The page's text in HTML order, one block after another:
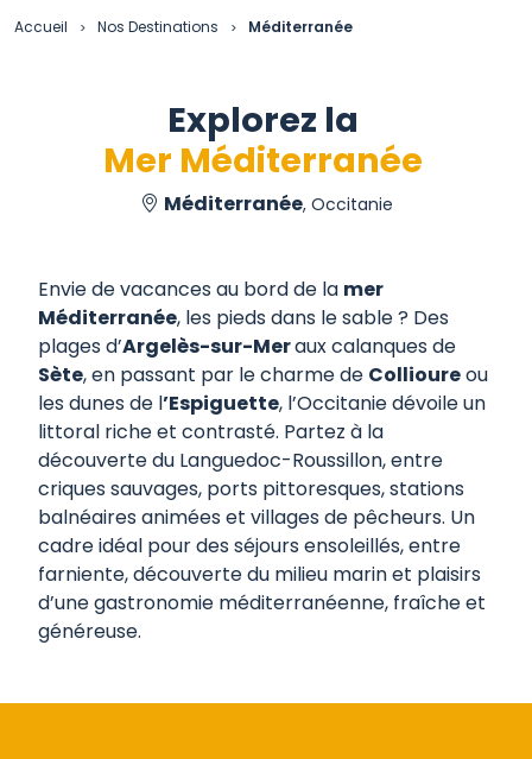
Accueil > Nos Destinations > Méditerranée
Explorez la
Mer Méditerranée
Méditerranée, Occitanie
Envie de vacances au bord de la mer
Méditerranée, les pieds dans le sable ? Des
plages d’Argelès-sur-Meraux calanques de
Sète, en passant par le charme de Collioureou
les dunes de l’Espiguette, l’Occitanie dévoile un
littoral riche et contrasté. Partez à la
découverte du Languedoc-Roussillon, entre
criques sauvages, ports pittoresques, stations
balnéaires animées et villages de pêcheurs. Un
cadre idéal pour des séjours ensoleillés, entre
farniente, découverte du milieu marin et plaisirs
d’une gastronomie méditerranéenne, fraîche et
généreuse.